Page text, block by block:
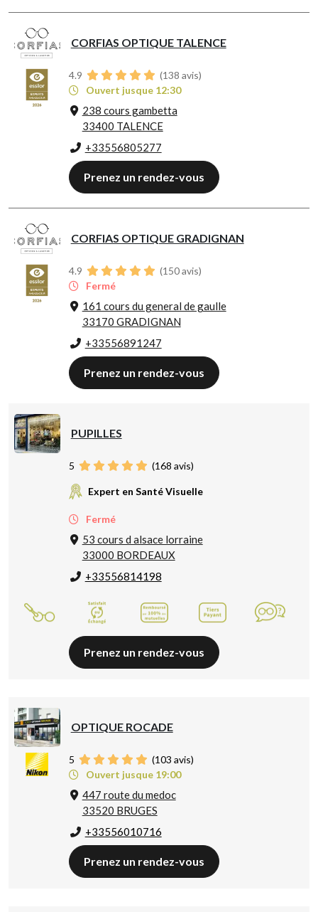
CORFIAS OPTIQUE TALENCE
4.9 (138 avis)
Ouvert jusque 12:30
238 cours gambetta
33400 TALENCE
+33556805277
Prenez un rendez-vous
CORFIAS OPTIQUE GRADIGNAN
4.9 (150avis)
Fermé
161 cours du general de gaulle
33170 GRADIGNAN
+33556891247
Prenez un rendez-vous
PUPILLES
5 (168 avis)
Expert en Santé Visuelle
Fermé
53 cours d alsace lorraine
33000 BORDEAUX
+33556814198
Prenez un rendez-vous
OPTIQUE ROCADE
5 (103 avis)
Ouvert jusque 19:00
447 route du medoc
33520 BRUGES
+33556010716
Prenez un rendez-vous